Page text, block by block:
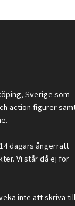
Sverige som
action figurer
dagars ångerrätt
Vi står då ej för
inte att skriva till